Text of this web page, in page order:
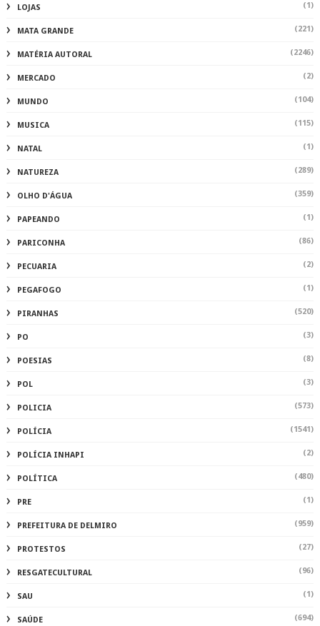
LOJAS (1)
MATA GRANDE (221)
MATÉRIA AUTORAL (2246)
MERCADO (2)
MUNDO (104)
MUSICA (115)
NATAL (1)
NATUREZA (289)
OLHO D'ÁGUA (359)
PAPEANDO (1)
PARICONHA (86)
PECUARIA (2)
PEGAFOGO (1)
PIRANHAS (520)
PO (3)
POESIAS (8)
POL (3)
POLICIA (573)
POLÍCIA (1541)
POLÍCIA INHAPI (2)
POLÍTICA (480)
PRE (1)
PREFEITURA DE DELMIRO (959)
PROTESTOS (27)
RESGATECULTURAL (96)
SAU (1)
SAÚDE (694)